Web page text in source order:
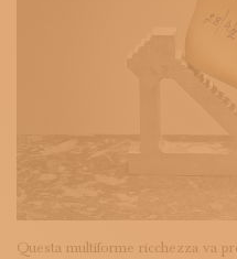
Questa multiforme ricchezza va